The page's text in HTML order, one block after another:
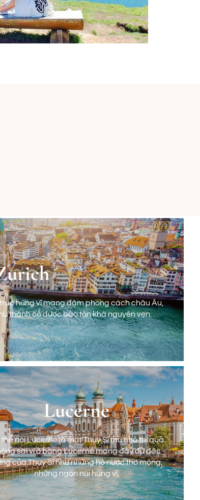
hùng vĩ mang đậm phong cách châu Âu,
thành cổ được bảo tồn khá nguyên vẹn.
hùng vĩ mang đậm phong cách châu Âu,
thành cổ được bảo tồn khá nguyên vẹn.
Lucerne
thể nói Lucerne là một Thụy Sĩ thu nhỏ thì quả
sai vì ở bang Lucerne mang đầy đủ đặc
của Thụy Sĩ như những hồ nước thơ mộng,
những ngọn núi hùng vĩ,